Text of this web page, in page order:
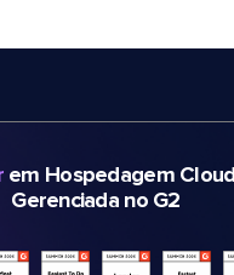
em Hospedagem Cloud
Gerenciada no G2